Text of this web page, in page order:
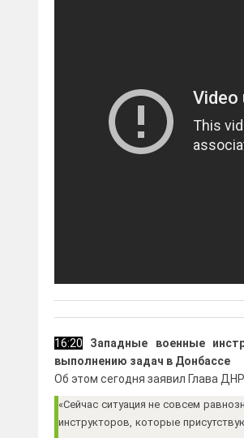
16:20
Западные военные
выполнению задач в Донбассе
Об этом сегодня заявил Глава
«Сейчас ситуация не совсем
инструкторов, которые